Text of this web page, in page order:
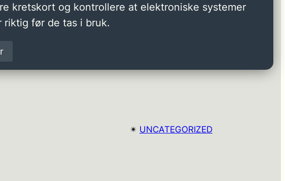
kretskort og kontrollere at elektroniske systemer
riktig før de tas i bruk.
✴︎ UNCATEGORIZED